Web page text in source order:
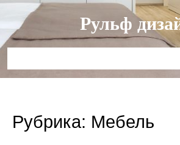
Перейти
содержимому
Рульф
Рубрика: Мебель